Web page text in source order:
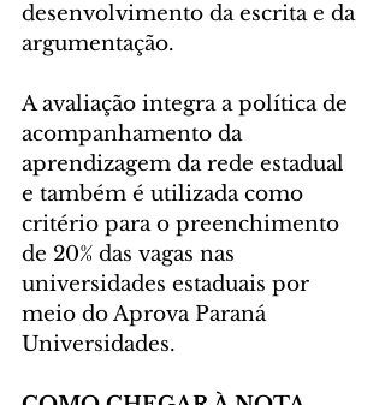
desenvolvimento da escrita e da
argumentação.
A avaliação integra a política de
acompanhamento da
aprendizagem da rede estadual
e também é utilizada como
critério para o preenchimento
de 20% das vagas nas
universidades estaduais por
meio do Aprova Paraná
Universidades.